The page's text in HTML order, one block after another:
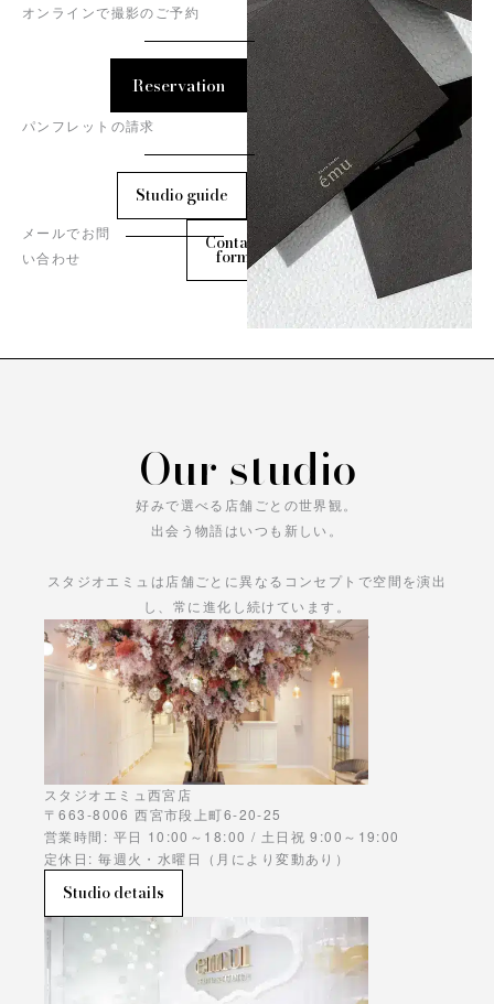
オンラインで撮影のご予約
Reservation
パンフレットの請求
Studio guide
メールでお問
い合わせ
Contact
form
Our studio
好みで選べる店舗ごとの世界観。
出会う物語はいつも新しい。
スタジオエミュは店舗ごとに異なるコンセプトで空間を演出
し、常に進化し続けています。
あなただけの物語をお楽しみください。
スタジオエミュ西宮店
〒663-8006 西宮市段上町6-20-25
営業時間: 平日 10:00～18:00 / 土日祝 9:00～19:00
定休日: 毎週火・水曜日（月により変動あり）
Studio details